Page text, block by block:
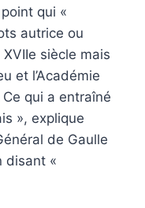
qui «
autrice ou
siècle mais
et l’Académie
qui a entraîné
», explique
de Gaulle
disant «